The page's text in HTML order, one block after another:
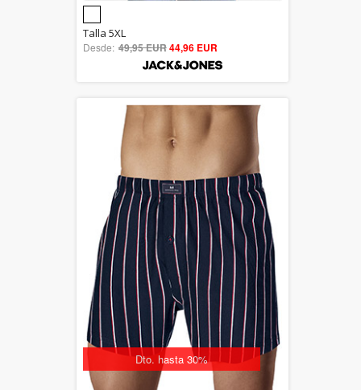
out of 5
Talla 5XL
Desde: 49,95 EUR44,96 EUR
Dto. hasta 30%